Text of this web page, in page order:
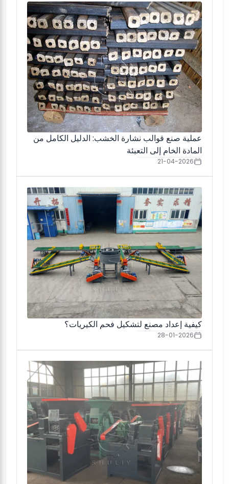
عملية صنع قوالب نشارة الخشب: الدليل الكامل من
المادة الخام إلى التعبئة
21-04-2026
كيفية إعداد مصنع لتشكيل فحم الكيريات؟
28-01-2026